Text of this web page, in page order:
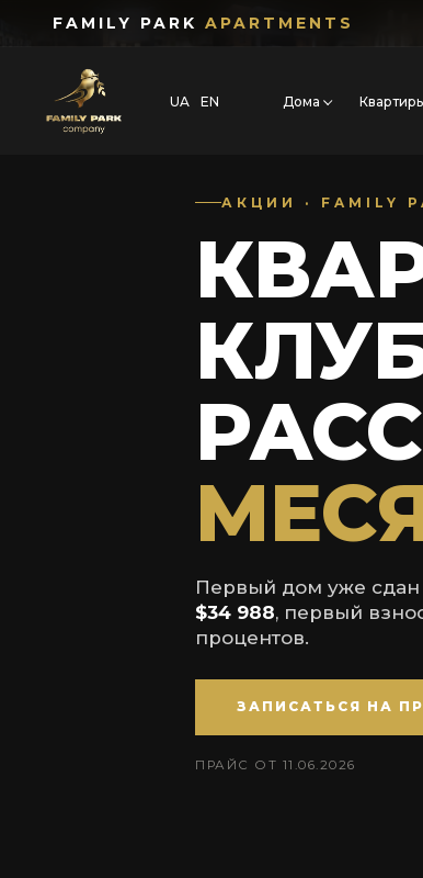
UA EN Дома
FAMILY PARK APARTMENTS
АКЦИИ · FAMILY
Первый дом уже сдан
$34 988, первый
процентов.
ЗАПИСАТЬСЯ НА
ПРАЙС ОТ 11.06.2026